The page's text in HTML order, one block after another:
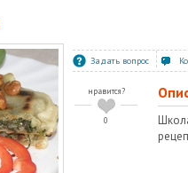
Задать вопрос
нравится?
0